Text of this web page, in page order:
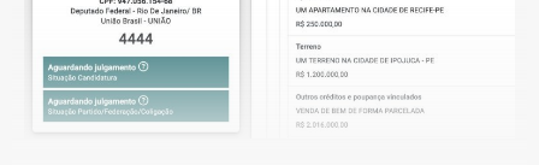
Deputado Fábio Silva em declaração de bens em 2026 — Foto: